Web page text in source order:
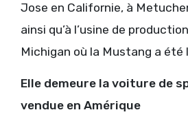
Jose en Californie, à
ainsi qu’à l’usine de
Michigan où la Mustang a été
Elle demeure la voiture de
vendue en Amérique